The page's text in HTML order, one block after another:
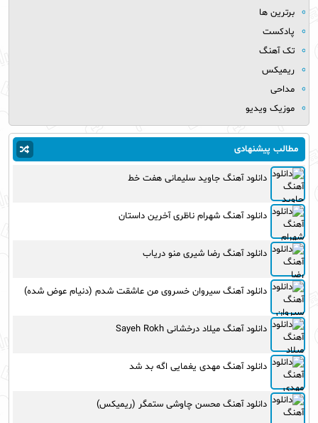
برترین ها
پادکست
تک آهنگ
ریمیکس
مداحی
موزیک ویدیو
مطالب پیشنهادی
دانلود آهنگ جاوید سلیمانی هفت خط
دانلود آهنگ شهرام ناظری آخرین داستان
دانلود آهنگ رضا شیری منو دریاب
دانلود آهنگ سیروان خسروی من عاشقت شدم (دنیام عوض شده)
دانلود آهنگ میلاد درخشانی Sayeh Rokh
دانلود آهنگ مهدی یغمایی اگه بد شد
دانلود آهنگ محسن چاوشی ستمگر (ریمیکس)